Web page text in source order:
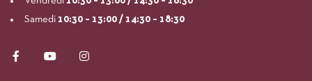
Samedi 10:30 – 13:00 / 14:30 – 18:30